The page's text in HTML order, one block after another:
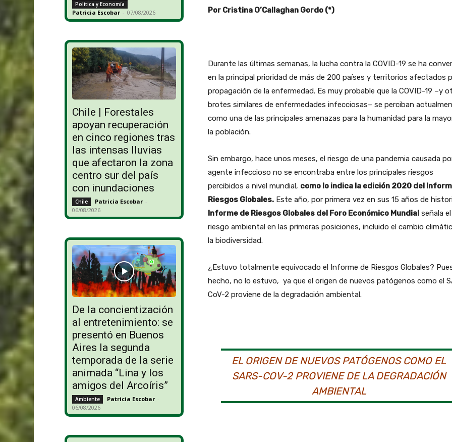
Política y Economía
Patricia Escobar - 07/08/2026
Chile | Forestales
apoyan recuperación
en cinco regiones tras
las intensas lluvias
que afectaron la zona
centro sur del país
con inundaciones
Chile Patricia Escobar -
06/08/2026
De la concientización
al entretenimiento: se
presentó en Buenos
Aires la segunda
temporada de la serie
animada “Lina y los
amigos del Arcoíris”
Ambiente Patricia Escobar -
06/08/2026
Por Cristina O’Callaghan Gordo (*)
Durante las últimas semanas, la lucha contra la COVID-19 se ha
en la principal prioridad de más de 200 países y territorios afectados
propagación de la enfermedad. Es muy probable que la COVID-19 –y
brotes similares de enfermedades infecciosas– se perciban
como una de las principales amenazas para la humanidad para la
la población.
Sin embargo, hace unos meses, el riesgo de una pandemia causada
agente infeccioso no se encontraba entre los principales riesgos
percibidos a nivel mundial, como lo indica la edición 2020 del
Riesgos Globales.Este año, por primera vez en sus 15 años de
Informe de Riesgos Globales del Foro Económico Mundialseñala el
riesgo ambiental en las primeras posiciones, incluido el cambio
la biodiversidad.
¿Estuvo totalmente equivocado el Informe de Riesgos Globales?
hecho, no lo estuvo, ya que el origen de nuevos patógenos como el
CoV-2 proviene de la degradación ambiental.
EL ORIGEN DE NUEVOS PATÓGENOS COMO EL
SARS-COV-2 PROVIENE DE LA DEGRADACIÓN
AMBIENTAL